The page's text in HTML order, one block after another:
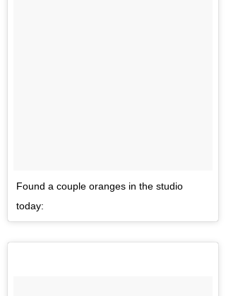
Found a couple oranges in the studio
today: